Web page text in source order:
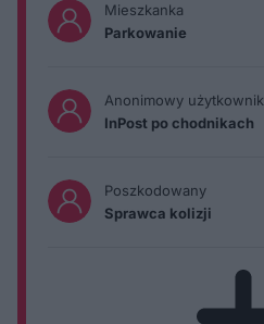
Mieszkanka
Parkowanie
Anonimowy użytkownik
InPost po chodnikach
Poszkodowany
Sprawca kolizji